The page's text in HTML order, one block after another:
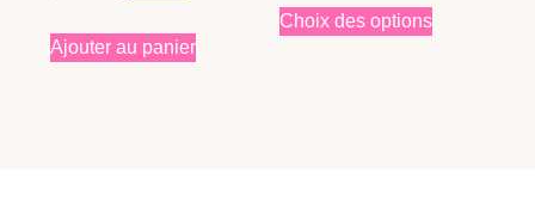
Ajouter au panier
Choix des options